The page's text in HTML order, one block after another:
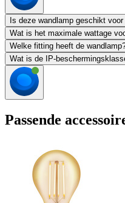
Is deze wandlamp geschikt
Wat is het maximale wattage
Welke fitting heeft de
Wat is de IP-
Passende